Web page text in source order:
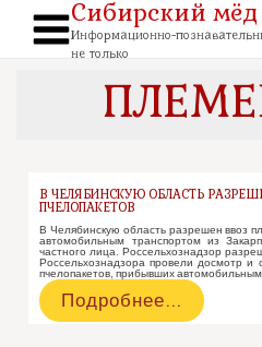
содержимому
Main
Сибирский мёд
Информационно-
не только
В ЧЕЛЯБИНСКУЮ ОБЛАСТЬ
ПЧЕЛОПАКЕТОВ
В Челябинскую область разрешен ввоз
автомобильным транспортом из
частного лица. Россельхознадзор
Россельхознадзора провели досмотр
пчелопакетов, прибывших
В
Челябинскую
Подробнее…